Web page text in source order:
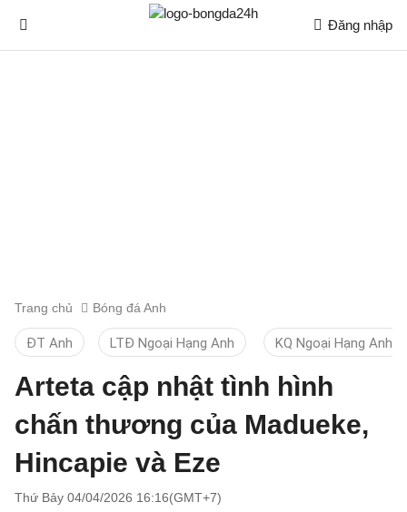
Đăng nhập
Trang chủ Bóng đá Anh
ĐT Anh LTĐ Ngoại Hạng Anh KQ Ngoại Hạng Anh
Arteta cập nhật tình hình
chấn thương của Madueke,
Hincapie và Eze
Thứ Bảy 04/04/2026 16:16(GMT+7)